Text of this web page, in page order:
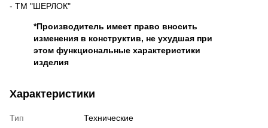
- ТМ "ШЕРЛОК"
*Производитель имеет право вносить
изменения в конструктив, не ухудшая при
этом функциональные характеристики
изделия
Характеристики
Тип
Технические